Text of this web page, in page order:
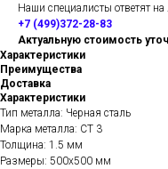
Наши специалисты ответят
+7 (499)372-28-83
Актуальную стоимость
Характеристики
Преимущества
Доставка
Характеристики
Тип металла: Черная сталь
Марка металла: СТ 3
Толщина: 1.5 мм
Размеры: 500х500 мм